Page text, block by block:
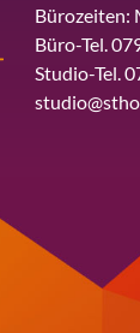
Bürozeiten:
Büro-Tel.
Studio-Tel.